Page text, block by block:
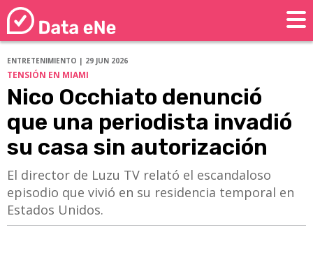
ENTRETENIMIENTO | 29 JUN 2026
TENSIÓN EN MIAMI
Nico Occhiato denunció
que una periodista invadió
su casa sin autorización
El director de Luzu TV relató el escandaloso
episodio que vivió en su residencia temporal en
Estados Unidos.